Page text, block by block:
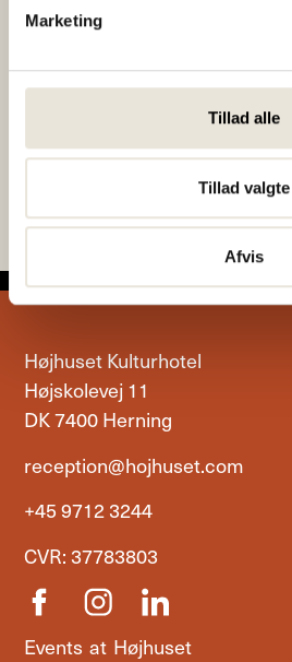
Marketing
Tillad alle
Tillad valgte
Afvis
Efterårsophold i
Højhuset
Morten
Højhuset Kulturhotel
Højskolevej 11
DK 7400 Herning
reception@hojhuset.com
+45 9712 3244
CVR: 37783803
Events at Højhuset